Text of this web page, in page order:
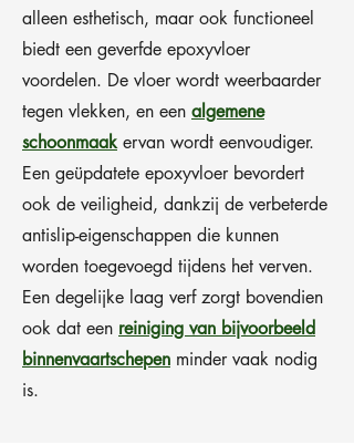
alleen esthetisch, maar ook functioneel
biedt een geverfde epoxyvloer
voordelen. De vloer wordt weerbaarder
tegen vlekken, en een algemene
schoonmaakervan wordt eenvoudiger.
Een geüpdatete epoxyvloer bevordert
ook de veiligheid, dankzij de verbeterde
antislip-eigenschappen die kunnen
worden toegevoegd tijdens het verven.
Een degelijke laag verf zorgt bovendien
ook dat een reiniging van bijvoorbeeld
binnenvaartschepen minder vaak nodig
is.